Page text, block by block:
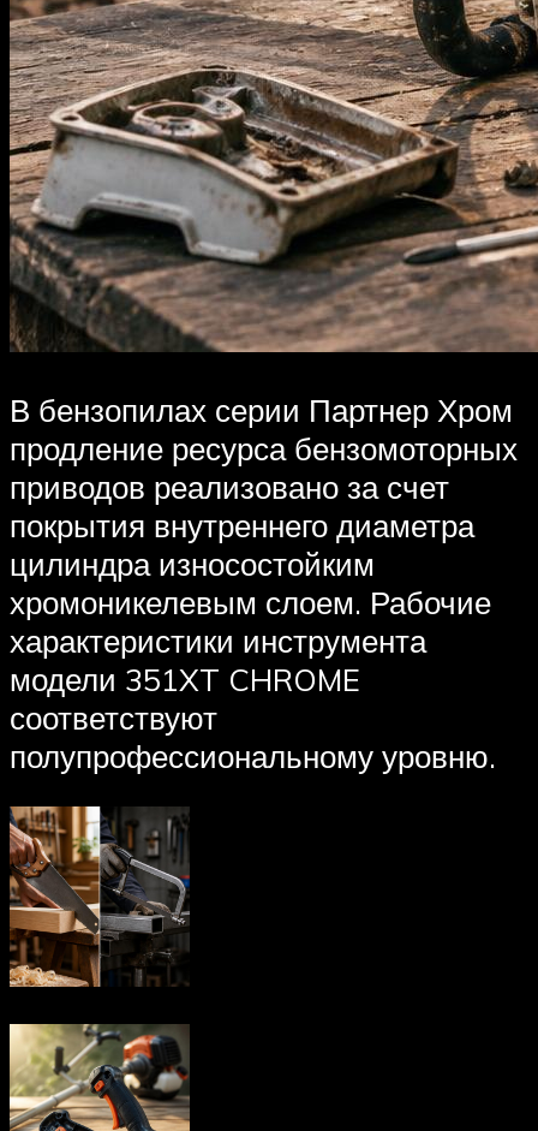
В бензопилах серии Партнер Хром
продление ресурса бензомоторных
приводов реализовано за счет
покрытия внутреннего диаметра
цилиндра износостойким
хромоникелевым слоем. Рабочие
характеристики инструмента
модели 351XT CHROME
соответствуют
полупрофессиональному уровню.